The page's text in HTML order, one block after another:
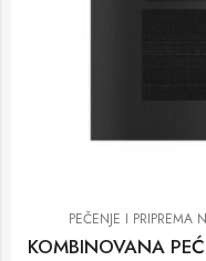
PEČENJE I PRIPREMA